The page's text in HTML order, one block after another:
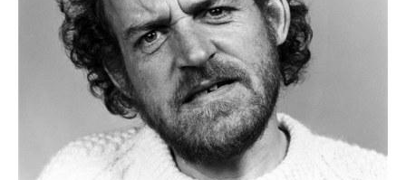
MÚSICOS